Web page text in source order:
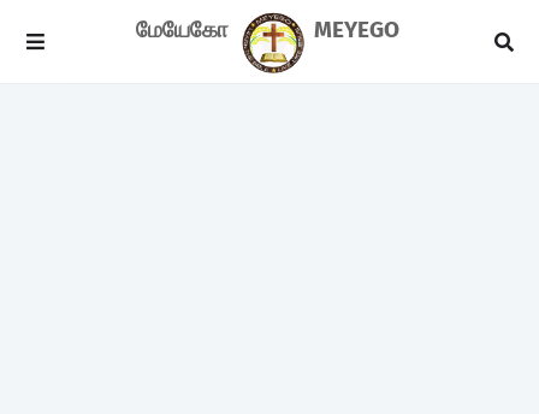
மேயேகோ MEYEGO